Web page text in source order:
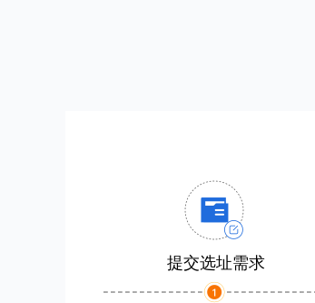
提交选址需求